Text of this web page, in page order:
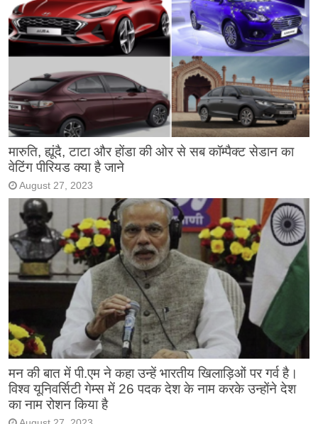
मारुति, ह्यूंदै, टाटा और होंडा की ओर से सब कॉम्पैक्ट सेडान का
वेटिंग पीरियड क्या है जाने
August 27, 2023
मन की बात में पी.एम ने कहा उन्हें भारतीय खिलाड़िओं पर गर्व है।
विश्व यूनिवर्सिटी गेम्स में 26 पदक देश के नाम करके उन्होंने देश
का नाम रोशन किया है